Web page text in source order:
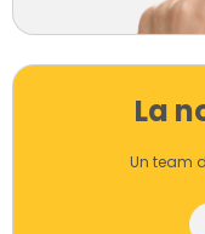
La
Un team